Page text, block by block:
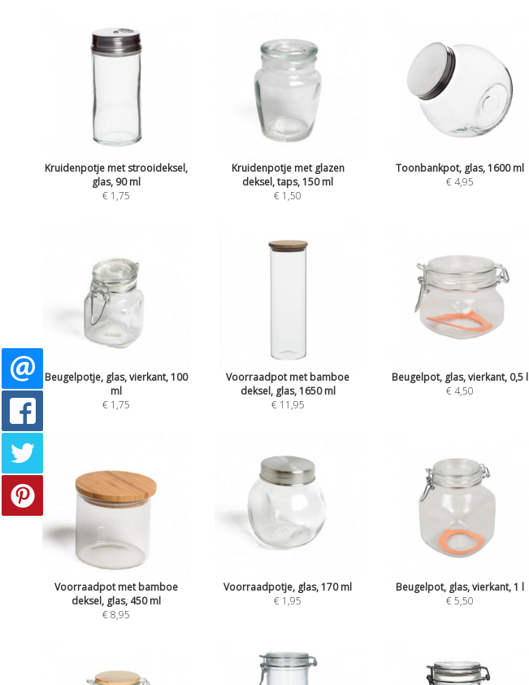
Kruidenpotje met strooideksel,
glas, 90 ml
€ 1,75
Kruidenpotje met glazen
deksel, taps, 150 ml
€ 1,50
Toonbankpot, glas, 1600 ml
€ 4,95
Beugelpotje, glas, vierkant, 100
ml
€ 1,75
Voorraadpot met bamboe
deksel, glas, 1650 ml
€ 11,95
Beugelpot, glas, vierkant, 0,5 l
€ 4,50
Voorraadpot met bamboe
deksel, glas, 450 ml
€ 8,95
Voorraadpotje, glas, 170 ml
€ 1,95
Beugelpot, glas, vierkant, 1 l
€ 5,50